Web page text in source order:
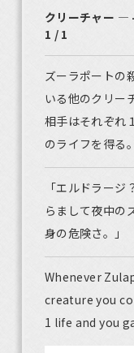
クリーチャー ―
1 / 1
ズーラポートの
いる他のクリー
相手はそれぞれ
のライフを得る。
「エルドラー
らまして夜中の
身の危険さ。」
Whenever
creature you
1 life and you